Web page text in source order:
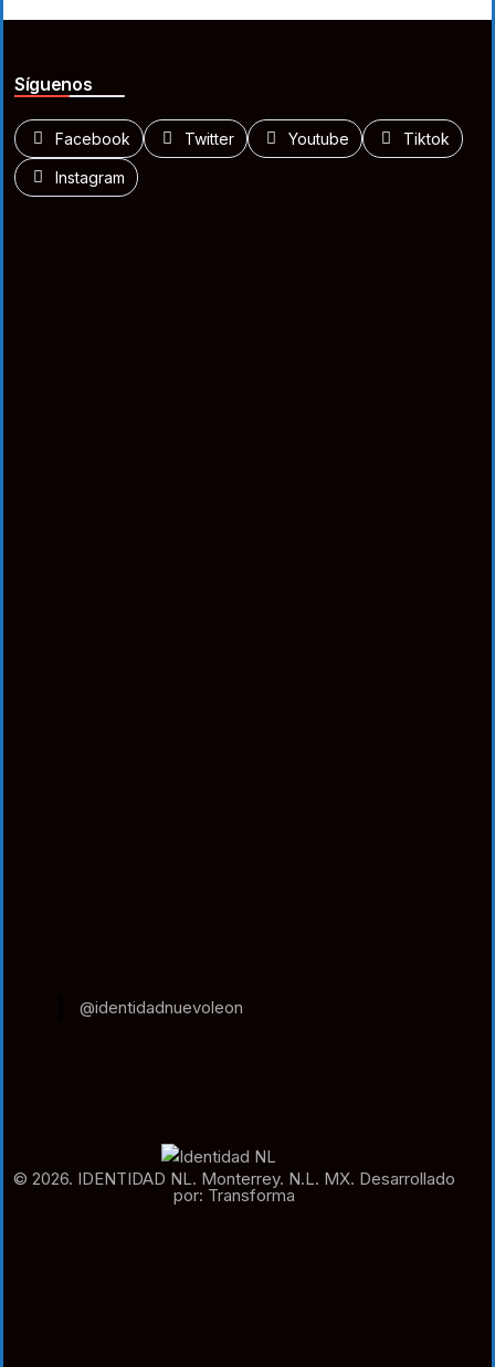
Síguenos
Facebook Twitter Youtube Tiktok
Instagram
@identidadnuevoleon
© 2026. IDENTIDAD NL. Monterrey. N.L. MX. Desarrollado
por: Transforma